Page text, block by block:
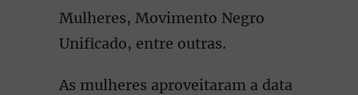
Mulheres, Movimento Negro
Unificado, entre outras.
As mulheres aproveitaram a data